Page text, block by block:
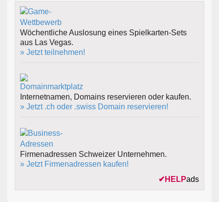
Wöchentliche Auslosung eines Spielkarten-Sets
aus Las Vegas.
» Jetzt teilnehmen!
Internetnamen, Domains reservieren oder kaufen.
» Jetzt .ch oder .swiss Domain reservieren!
Firmenadressen Schweizer Unternehmen.
» Jetzt Firmenadressen kaufen!
✔ HELPads